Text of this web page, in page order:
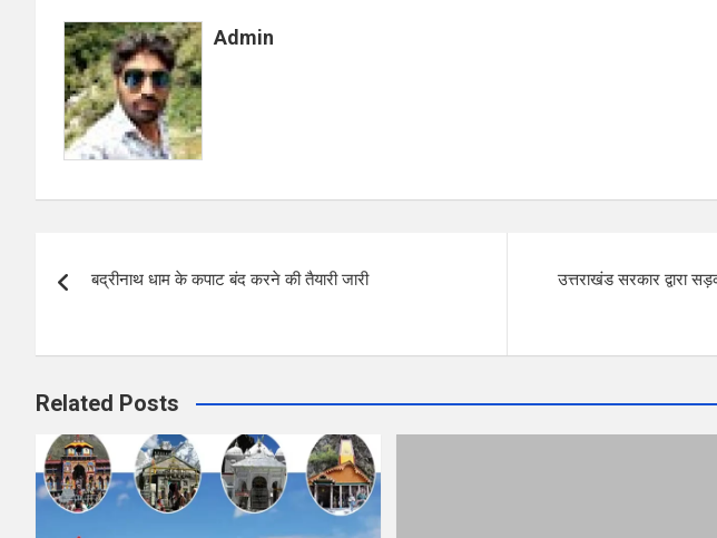
o
o
k
A
p
p
Admin
navigation
बद्रीनाथ धाम के कपाट बंद करने की तैयारी जारी
उत्तराखंड सरकार द्वारा
Related Posts